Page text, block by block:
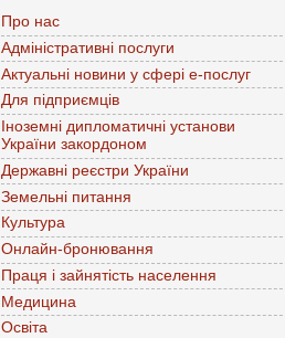
Про нас
Адміністративні послуги
Актуальні новини у сфері е-послуг
Для підприємців
Іноземні дипломатичні установи
України закордоном
Державні реєстри України
Земельні питання
Культура
Онлайн-бронювання
Праця і зайнятість населення
Медицина
Освіта